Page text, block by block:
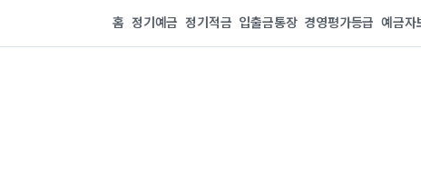
홈 정기예금 정기적금 입출금통장 경영평가등급 예금자